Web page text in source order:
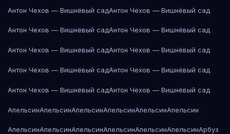
Антон Чехов — Вишнёвый садАнтон Чехов — Вишнёвый сад
Антон Чехов — Вишнёвый садАнтон Чехов — Вишнёвый сад
Антон Чехов — Вишнёвый садАнтон Чехов — Вишнёвый сад
Антон Чехов — Вишнёвый садАнтон Чехов — Вишнёвый сад
Антон Чехов — Вишнёвый садАнтон Чехов — Вишнёвый сад
АпельсинАпельсинАпельсинАпельсинАпельсинАпельсин
АпельсинАпельсинАпельсинАпельсинАпельсинАпельсинАрбуз